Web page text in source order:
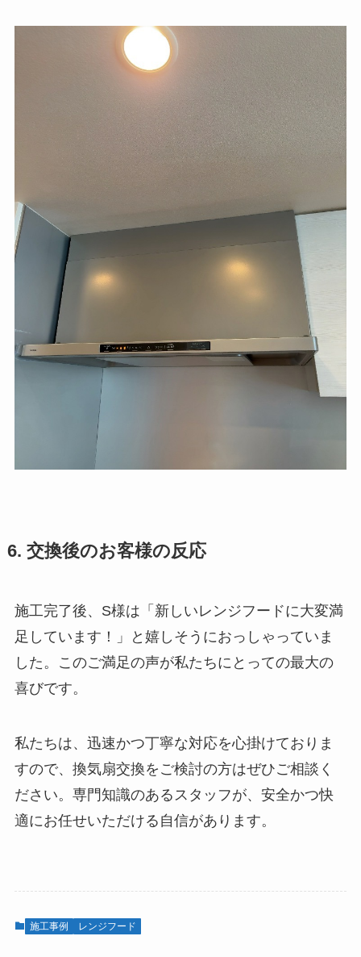
6. 交換後のお客様の反応
施工完了後、S様は「新しいレンジフードに大変満
足しています！」と嬉しそうにおっしゃっていま
した。このご満足の声が私たちにとっての最大の
喜びです。
私たちは、迅速かつ丁寧な対応を心掛けておりま
すので、換気扇交換をご検討の方はぜひご相談く
ださい。専門知識のあるスタッフが、安全かつ快
適にお任せいただける自信があります。
施工事例 レンジフード